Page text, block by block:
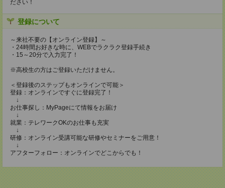
ださい！
登録について
～来社不要の【オンライン登録】～
・24時間お好きな時に、WEBでラクラク登録手続き
・15～20分で入力完了！
※高校生の方はご登録いただけません。
＜登録後のステップもオンラインで可能＞
登録：オンラインですぐに登録完了！
↓
お仕事探し：MyPageにて情報をお届け
↓
就業：テレワークOKのお仕事も充実
↓
研修：オンライン受講可能な研修やセミナーをご用意！
↓
アフターフォロー：オンラインでどこからでも！